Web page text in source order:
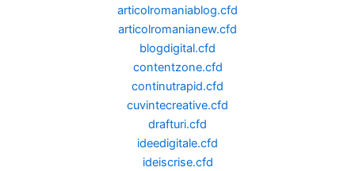
articolromaniablog.cfd
articolromanianew.cfd
blogdigital.cfd
contentzone.cfd
continutrapid.cfd
cuvintecreative.cfd
drafturi.cfd
ideedigitale.cfd
ideiscrise.cfd